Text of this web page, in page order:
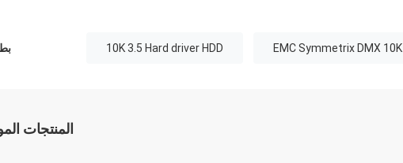
EMC Symmetrix DMX 10K
10K 3.5 Hard driver HDD
المنتجات